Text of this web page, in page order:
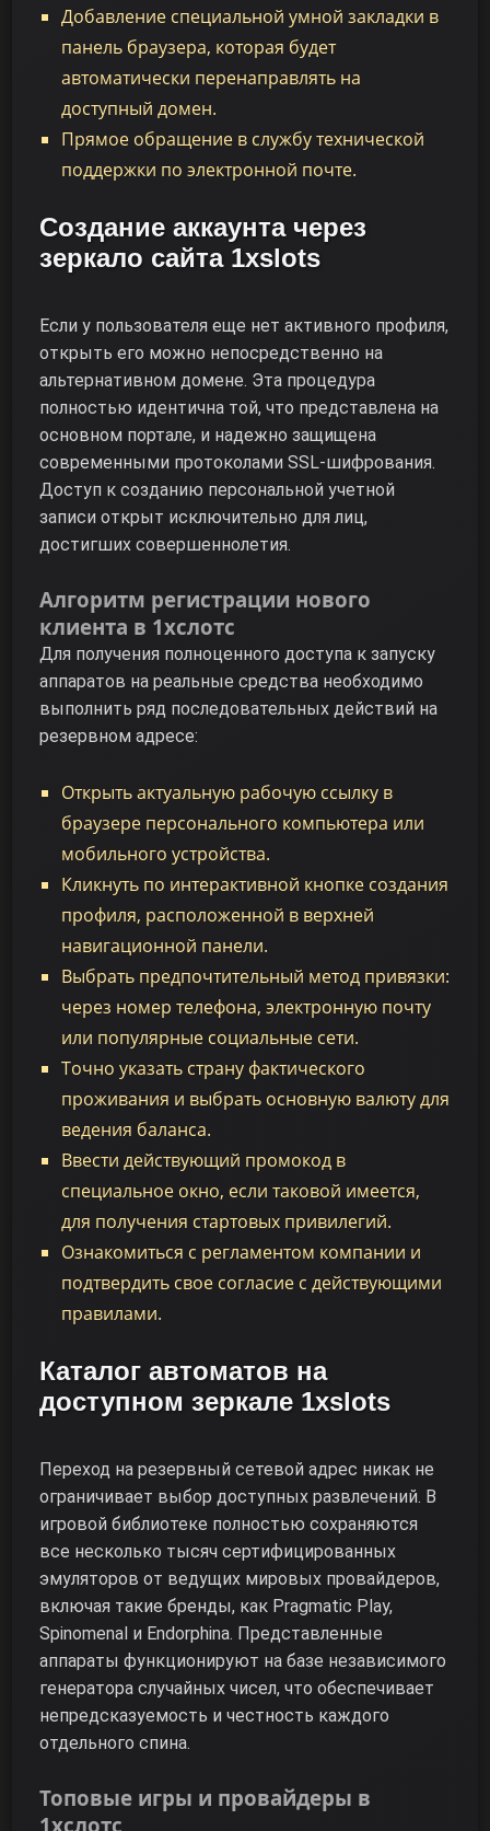
Добавление специальной умной закладки в
панель браузера, которая будет
автоматически перенаправлять на
доступный домен.
Прямое обращение в службу технической
поддержки по электронной почте.
Создание аккаунта через
зеркало сайта 1xslots
Если у пользователя еще нет активного профиля,
открыть его можно непосредственно на
альтернативном домене. Эта процедура
полностью идентична той, что представлена на
основном портале, и надежно защищена
современными протоколами SSL-шифрования.
Доступ к созданию персональной учетной
записи открыт исключительно для лиц,
достигших совершеннолетия.
Алгоритм регистрации нового
клиента в 1хслотс
Для получения полноценного доступа к запуску
аппаратов на реальные средства необходимо
выполнить ряд последовательных действий на
резервном адресе:
Открыть актуальную рабочую ссылку в
браузере персонального компьютера или
мобильного устройства.
Кликнуть по интерактивной кнопке создания
профиля, расположенной в верхней
навигационной панели.
Выбрать предпочтительный метод привязки:
через номер телефона, электронную почту
или популярные социальные сети.
Точно указать страну фактического
проживания и выбрать основную валюту для
ведения баланса.
Ввести действующий промокод в
специальное окно, если таковой имеется,
для получения стартовых привилегий.
Ознакомиться с регламентом компании и
подтвердить свое согласие с действующими
правилами.
Каталог автоматов на
доступном зеркале 1xslots
Переход на резервный сетевой адрес никак не
ограничивает выбор доступных развлечений. В
игровой библиотеке полностью сохраняются
все несколько тысяч сертифицированных
эмуляторов от ведущих мировых провайдеров,
включая такие бренды, как Pragmatic Play,
Spinomenal и Endorphina. Представленные
аппараты функционируют на базе независимого
генератора случайных чисел, что обеспечивает
непредсказуемость и честность каждого
отдельного спина.
Топовые игры и провайдеры в
1хслотс